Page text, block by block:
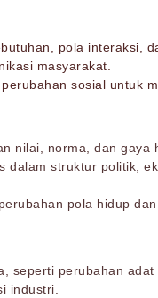
pola interaksi,
masyarakat.
sosial untuk
nilai, norma, dan gaya
dalam struktur politik,
pola hidup
seperti perubahan adat
industri.